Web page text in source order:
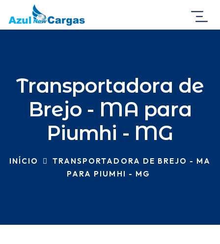
Transportadora de
Brejo - MA para
Piumhi - MG
INÍCIO
TRANSPORTADORA DE BREJO - MA
PARA PIUMHI - MG